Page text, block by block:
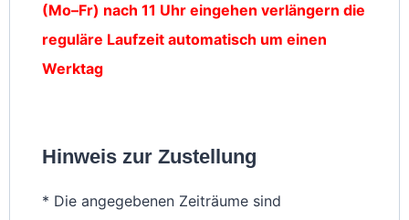
(Mo–Fr) nach 11 Uhr eingehen verlängern die
reguläre Laufzeit automatisch um einen
Werktag
Hinweis zur Zustellung
* Die angegebenen Zeiträume sind